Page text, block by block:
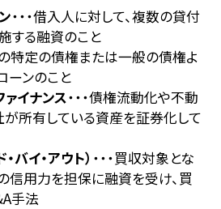
・・・借入人に対して、複数の貸付
する融資のこと
の特定の債権または一般の債権よ
ーンのこと
イナンス・・・債権流動化や不動
が所有している資産を証券化して
バイ・アウト） ・・・買収対象とな
信用力を担保に融資を受け、買
手法